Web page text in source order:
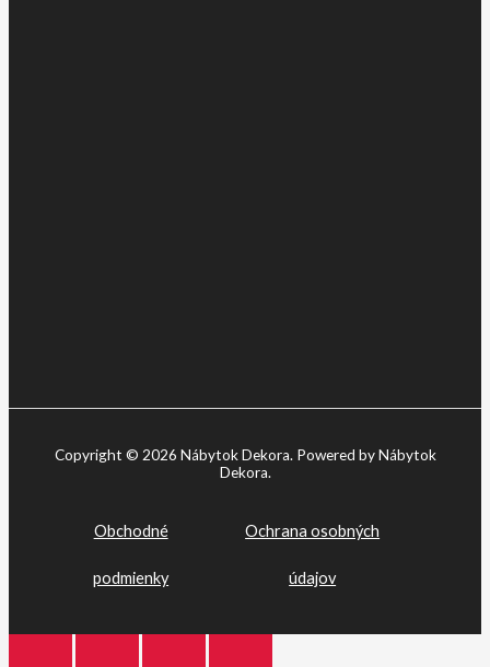
Copyright © 2026 Nábytok Dekora. Powered by Nábytok
Dekora.
Obchodné
podmienky
Ochrana osobných
údajov